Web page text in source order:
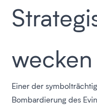
Einer der
Bombardierung des